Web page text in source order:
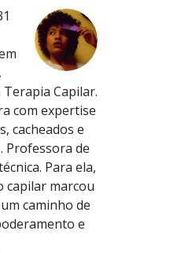
Terapia Capilar.
com expertise
cacheados e
Professora de
Para ela,
capilar marcou
caminho de
e